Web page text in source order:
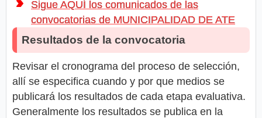
Sigue AQUÍ los comunicados de las
convocatorias de MUNICIPALIDAD DE ATE
Resultados de la convocatoria
Revisar el cronograma del proceso de selección,
allí se especifica cuando y por que medios se
publicará los resultados de cada etapa evaluativa.
Generalmente los resultados se publica en la